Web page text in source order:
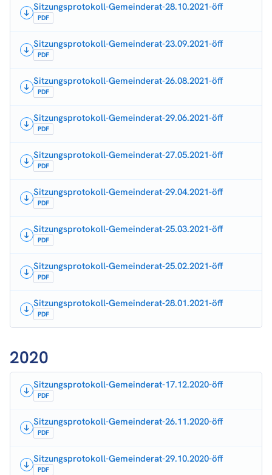
Sitzungsprotokoll-Gemeinderat-28.10.2021-öff
PDF
Sitzungsprotokoll-Gemeinderat-23.09.2021-öff
PDF
Sitzungsprotokoll-Gemeinderat-26.08.2021-öff
PDF
Sitzungsprotokoll-Gemeinderat-29.06.2021-öff
PDF
Sitzungsprotokoll-Gemeinderat-27.05.2021-öff
PDF
Sitzungsprotokoll-Gemeinderat-29.04.2021-öff
PDF
Sitzungsprotokoll-Gemeinderat-25.03.2021-öff
PDF
Sitzungsprotokoll-Gemeinderat-25.02.2021-öff
PDF
Sitzungsprotokoll-Gemeinderat-28.01.2021-öff
PDF
2020
Sitzungsprotokoll-Gemeinderat-17.12.2020-öff
PDF
Sitzungsprotokoll-Gemeinderat-26.11.2020-öff
PDF
Sitzungsprotokoll-Gemeinderat-29.10.2020-öff
PDF